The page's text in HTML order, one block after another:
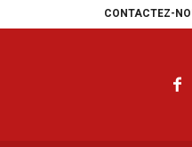
CONTACTEZ-
de la RDC. Parlement